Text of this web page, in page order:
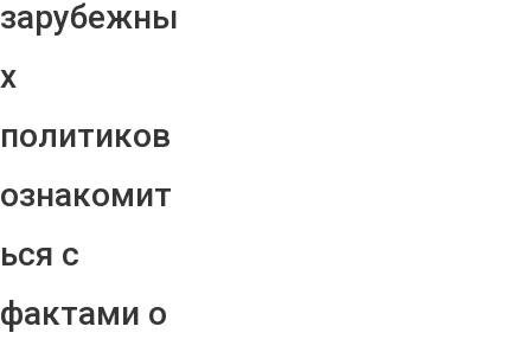
зарубежны
х
политиков
ознакомит
ься с
фактами о